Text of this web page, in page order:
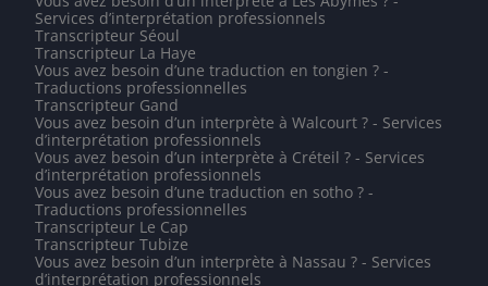
Services d’interprétation professionnels
Transcripteur Séoul
Transcripteur La Haye
Vous avez besoin d’une traduction en tongien ? -
Traductions professionnelles
Transcripteur Gand
Vous avez besoin d’un interprète à Walcourt ? - Services
d’interprétation professionnels
Vous avez besoin d’un interprète à Créteil ? - Services
d’interprétation professionnels
Vous avez besoin d’une traduction en sotho ? -
Traductions professionnelles
Transcripteur Le Cap
Transcripteur Tubize
Vous avez besoin d’un interprète à Nassau ? - Services
d’interprétation professionnels